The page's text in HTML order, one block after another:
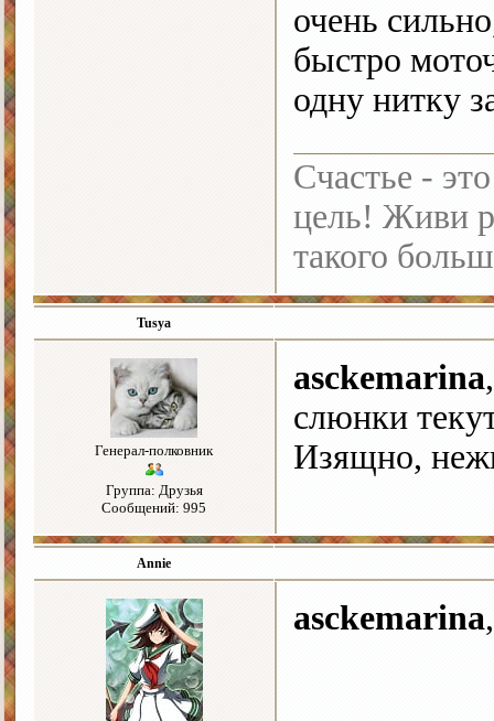
очень
быстро
одну нитку
Счастье -
цель! Живи
такого
Tusya
Генерал-полковник
Группа: Друзья
Сообщений: 995
asckemarina
слюнки
Изящно,
Annie
asckemarina